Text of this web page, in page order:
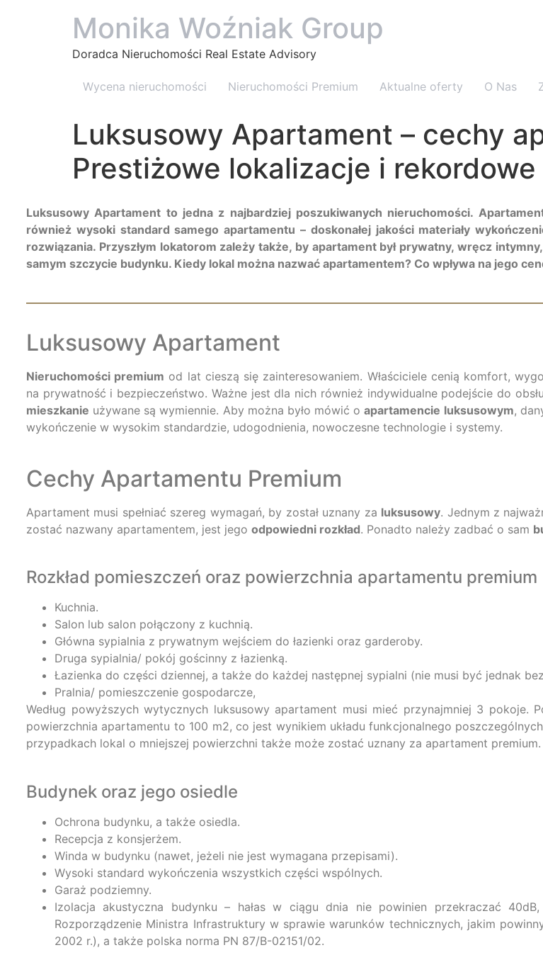
Monika Woźniak Group
Doradca Nieruchomości Real Estate Advisory
Wycena nieruchomości Nieruchomości Premium Aktualne oferty O Nas
Luksusowy Apartament – cechy
Prestiżowe lokalizacje i
Luksusowy Apartament to jedna z najbardziej poszukiwanych nieruchomości.
również wysoki standard samego apartamentu – doskonałej jakości materiały
rozwiązania. Przyszłym lokatorom zależy także, by apartament był prywatny, wręcz
samym szczycie budynku. Kiedy lokal można nazwać apartamentem? Co wpływa na jego
Luksusowy Apartament
Nieruchomości premium od lat cieszą się zainteresowaniem. Właściciele cenią komfort,
na prywatność i bezpieczeństwo. Ważne jest dla nich również indywidualne podejście do
mieszkanie używane są wymiennie. Aby można było mówić oapartamencie luksusowym,
wykończenie w wysokim standardzie, udogodnienia, nowoczesne technologie i systemy.
Cechy Apartamentu Premium
Apartament musi spełniać szereg wymagań, by został uznany za luksusowy. Jednym z
zostać nazwany apartamentem, jest jego odpowiedni rozkład. Ponadto należy zadbać o sam
Rozkład pomieszczeń oraz powierzchnia apartamentu premium
Kuchnia.
Salon lub salon połączony z kuchnią.
Główna sypialnia z prywatnym wejściem do łazienki oraz garderoby.
Druga sypialnia/ pokój gościnny z łazienką.
Łazienka do części dziennej, a także do każdej następnej sypialni (nie musi być jednak
Pralnia/ pomieszczenie gospodarcze,
Według powyższych wytycznych luksusowy apartament musi mieć przynajmniej 3
powierzchnia apartamentu to 100 m2, co jest wynikiem układu funkcjonalnego
przypadkach lokal o mniejszej powierzchni także może zostać uznany za apartament
Budynek oraz jego osiedle
Ochrona budynku, a także osiedla.
Recepcja z konsjerżem.
Winda w budynku (nawet, jeżeli nie jest wymagana przepisami).
Wysoki standard wykończenia wszystkich części wspólnych.
Garaż podziemny.
Izolacja akustyczna budynku – hałas w ciągu dnia nie powinien przekraczać
Rozporządzenie Ministra Infrastruktury w sprawie warunków technicznych, jakim
2002 r.), a także polska norma PN 87/B-02151/02.